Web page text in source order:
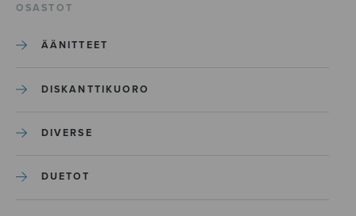
OSASTOT
ÄÄNITTEET
DISKANTTIKUORO
DIVERSE
DUETOT